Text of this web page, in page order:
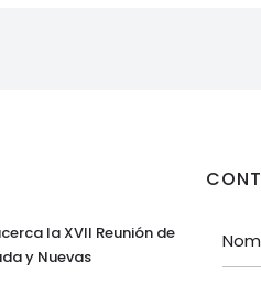
la XVII Reunión de
y Nuevas